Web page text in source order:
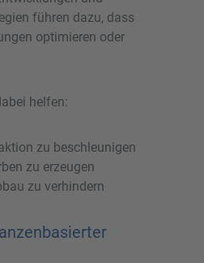
führen dazu, dass
optimieren oder
helfen:
zu beschleunigen
zu erzeugen
zu verhindern